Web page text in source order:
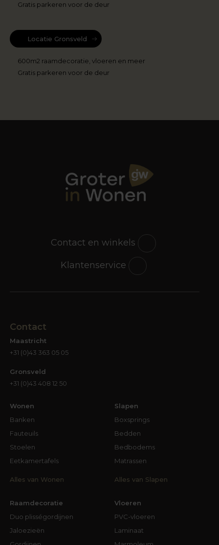
Gratis parkeren voor de deur
Locatie Gronsveld
600m2 raamdecoratie, vloeren en meer
Gratis parkeren voor de deur
Contact en winkels
Klantenservice
Contact
Maastricht
+31 (0)43 363 05 05
Gronsveld
+31 (0)43 408 12 50
Wonen
Banken
Fauteuils
Stoelen
Eetkamertafels
Alles van Wonen
Slapen
Boxsprings
Bedden
Bedbodems
Matrassen
Alles van Slapen
Raamdecoratie
Duo plisségordijnen
Jaloezieën
Vloeren
PVC-vloeren
Laminaat